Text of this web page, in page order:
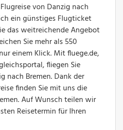
von Danzig nach
ein günstiges Flugticket
das weitreichende Angebot
Sie mehr als 550
einem Klick. Mit fluege.de,
fliegen Sie
nach Bremen. Dank der
finden Sie mit uns die
Auf Wunsch teilen wir
Reisetermin für Ihren